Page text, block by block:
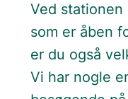
Ved stationen
som er åben
er du også
Vi har nogle